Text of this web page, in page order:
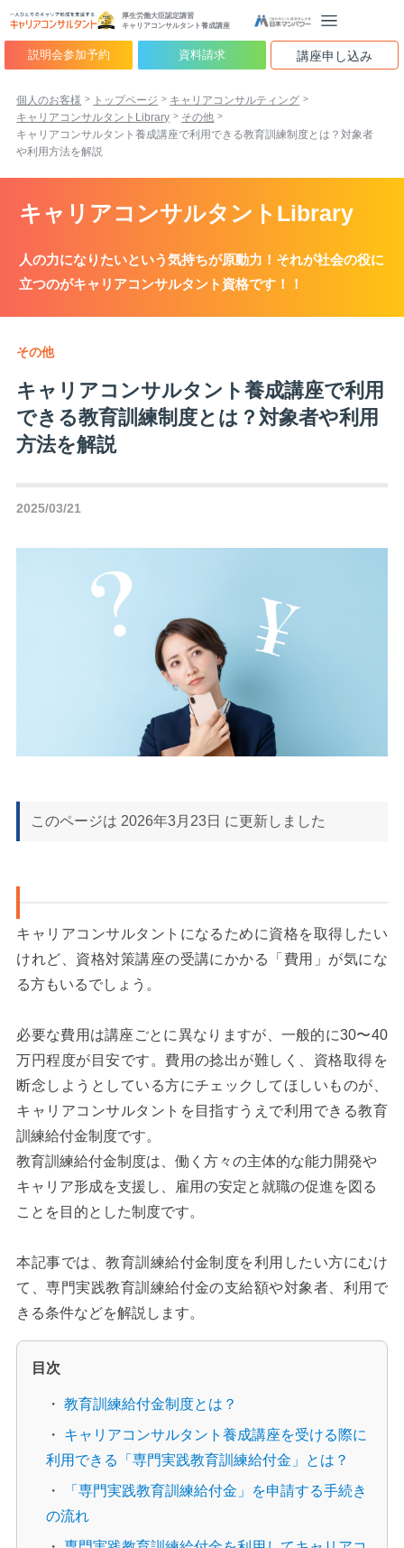
厚生労働大臣認定講習
キャリアコンサルタント養成講座
説明会参加予約 資料請求 講座申し込み
個人のお客様 トップページ
キャリアコンサルティング
キャリアコンサルタントLibrary
その他
キャリアコンサルタント養成講座で利用できる教育訓練制度とは？対象者
や利用方法を解説
キャリアコンサルタントLibrary
人の力になりたいという気持ちが原動力！それが社会の役に
立つのがキャリアコンサルタント資格です！！
その他
キャリアコンサルタント養成講座で利用
できる教育訓練制度とは？対象者や利用
方法を解説
2025/03/21
このページは2026年3月23日 に更新しました
キャリアコンサルタントになるために資格を取得したい
けれど、資格対策講座の受講にかかる「費用」が気にな
る方もいるでしょう。
必要な費用は講座ごとに異なりますが、一般的に30〜40
万円程度が目安です。費用の捻出が難しく、資格取得を
断念しようとしている方にチェックしてほしいものが、
キャリアコンサルタントを目指すうえで利用できる教育
訓練給付金制度です。
教育訓練給付金制度は、働く方々の主体的な能力開発や
キャリア形成を支援し、雇用の安定と就職の促進を図る
ことを目的とした制度です。
本記事では、教育訓練給付金制度を利用したい方にむけ
て、専門実践教育訓練給付金の支給額や対象者、利用で
きる条件などを解説します。
目次
・教育訓練給付金制度とは？
・ キャリアコンサルタント養成講座を受ける際に
利用できる「専門実践教育訓練給付金」とは？
・
「専門実践教育訓練給付金」を申請する手続き
の流れ